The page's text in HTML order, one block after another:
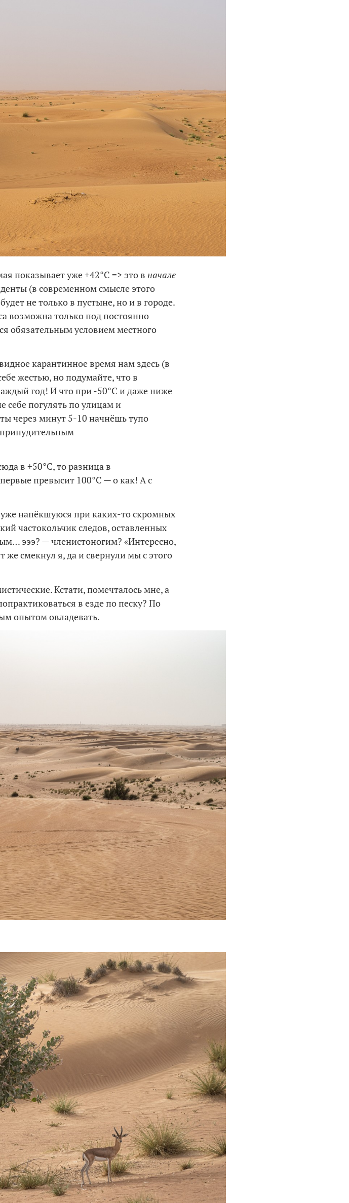
показывает уже +42°C => это в начале
(в современном смысле этого
не только в пустыне, но и в городе.
возможна только под постоянно
обязательным условием местного
карантинное время нам здесь (в
жестью, но подумайте, что в
год! И что при -50°C и даже ниже
себе погулять по улицам и
через минут 5-10 начнёшь тупо
принудительным
в +50°C, то разница в
превысит 100°C — о как! А с
напёкшуюся при каких-то скромных
частокольчик следов, оставленных
эээ? — членистоногим? «Интересно,
же смекнул я, да и свернули мы с этого
Кстати, помечталось мне, а
в езде по песку? По
опытом овладевать.